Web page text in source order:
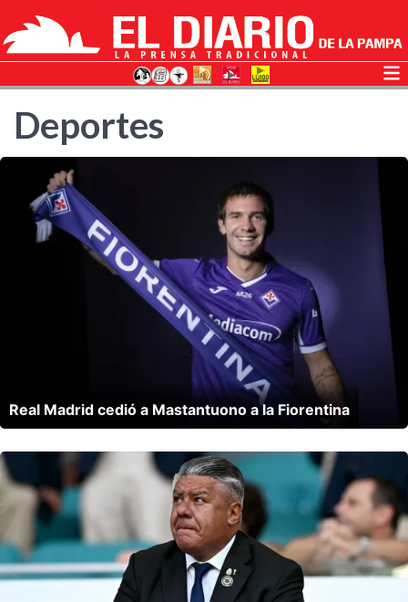
Deportes
Real Madrid cedió a Mastantuono a la Fiorentina